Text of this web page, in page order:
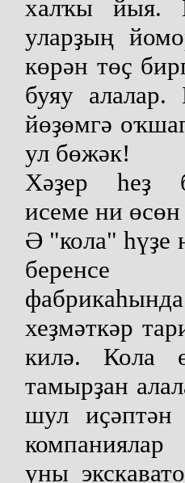
халҡы йыя.
уларҙың
көрән төҫ
буяу алалар.
йөҙөмгә
ул бөжәк!
Хәҙер һеҙ
исеме ни
Ә "кола" һүҙе
беренсе
хеҙмәткәр
килә. Кола
тамырҙан
шул
уны